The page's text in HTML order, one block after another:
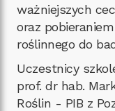
ważniejszych
oraz
roślinnego do
Uczestnicy
prof. dr hab.
Roślin - PIB z